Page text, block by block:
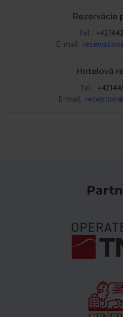
Rezervácie
Tel.:
E-mail:
Hotelová
Tel.:
E-mail: